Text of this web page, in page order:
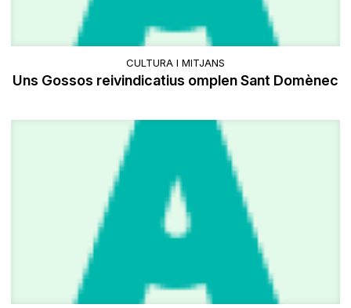
CULTURA I MITJANS
Uns Gossos reivindicatius omplen Sant Domènec